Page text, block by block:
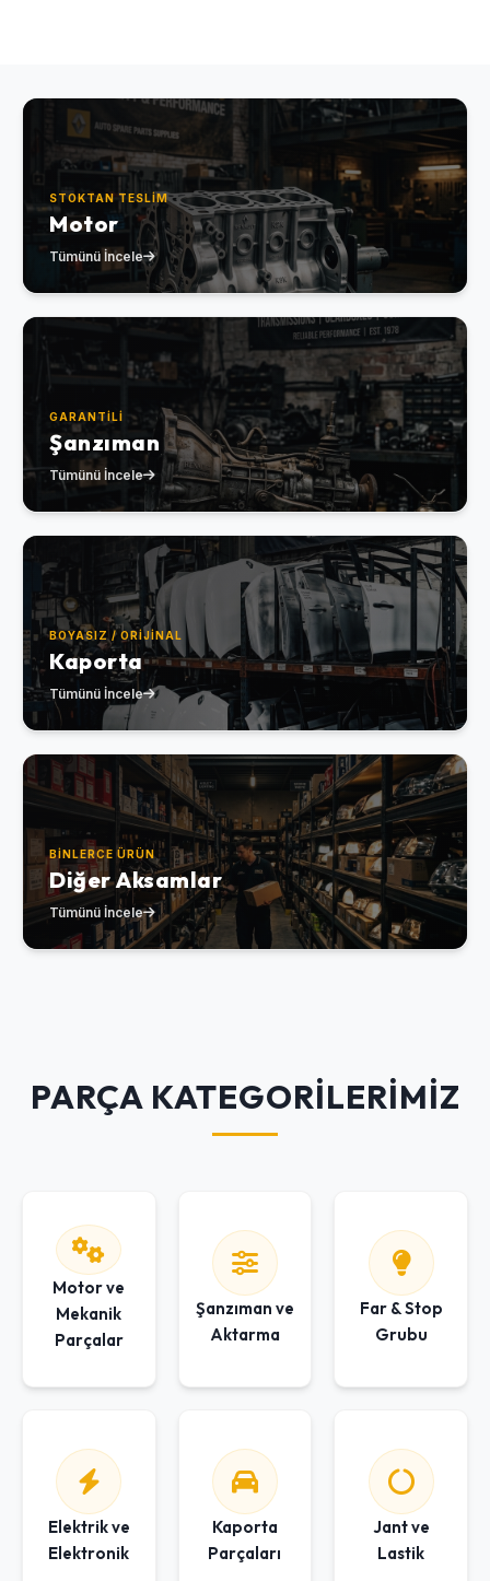
STOKTAN TESLIM
Motor
Tümünü İncele
GARANTILI
Şanzıman
Tümünü İncele
BOYASIZ / ORIJINAL
Kaporta
Tümünü İncele
BINLERCE ÜRÜN
Diğer Aksamlar
Tümünü İncele
PARÇA KATEGORİLERİMİZ
Motor ve
Mekanik
Parçalar
Şanzıman ve
Aktarma
Far & Stop
Grubu
Elektrik ve
Elektronik
Kaporta
Parçaları
Jant ve
Lastik